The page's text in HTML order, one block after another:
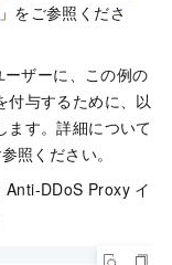
」をご参照くださ
ザーに、この例の
付与するために、以
ます。詳細について
照ください。
Anti-DDoS Proxy イ